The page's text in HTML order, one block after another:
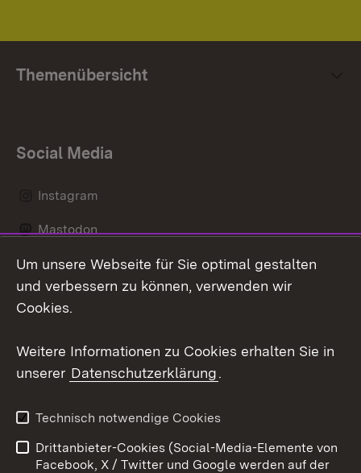
Themenübersicht
Social Media
Instagram
Mastodon
Messenger
Kontakt
Impressum
Cookies
Um unsere Webseite für Sie optimal gestalten
und verbessern zu können, verwenden wir
Cookies.
Weitere Informationen zu Cookies erhalten Sie in
unserer Datenschutzerklärung.
Technisch notwendige Cookies
Drittanbieter-Cookies (Social-Media-Elemente von
Facebook, X / Twitter und Google werden auf der